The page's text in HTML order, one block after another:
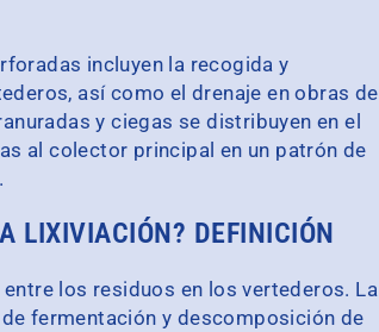
incluyen la recogida y
así como el drenaje en obras de
y ciegas se distribuyen en el
al colector principal en un patrón de
LIXIVIACIÓN? DEFINICIÓN
los residuos en los vertederos. La
fermentación y descomposición de